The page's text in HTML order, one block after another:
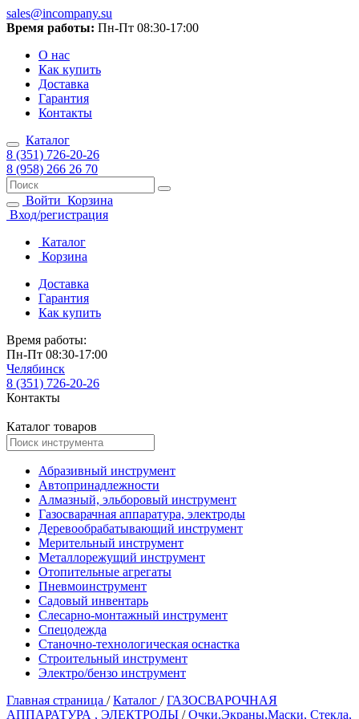
sales@incompany.su
Время работы: Пн-Пт 08:30-17:00
О нас
Как купить
Доставка
Гарантия
Контакты
Каталог
8 (351) 726-20-26
8 (958) 266 26 70
Войти Корзина
Вход/регистрация
Каталог
Корзина
Доставка
Гарантия
Как купить
Время работы:
Пн-Пт 08:30-17:00
Челябинск
8 (351) 726-20-26
Контакты
Каталог товаров
Абразивный инструмент
Автопринадлежности
Алмазный, эльборовый инструмент
Газосварачная аппаратура, электроды
Деревообрабатывающий инструмент
Мерительный инструмент
Металлорежущий инструмент
Отопительные агрегаты
Пневмоинструмент
Садовый инвентарь
Слесарно-монтажный инструмент
Спецодежда
Станочно-технологическая оснастка
Строительный инструмент
Электро/бензо инструмент
Главная страница / Каталог / ГАЗОСВАРОЧНАЯ
АППАРАТУРА , ЭЛЕКТРОДЫ / Очки,Экраны,Маски, Стекла,